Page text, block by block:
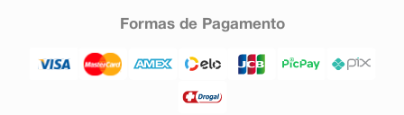
Formas de Pagamento